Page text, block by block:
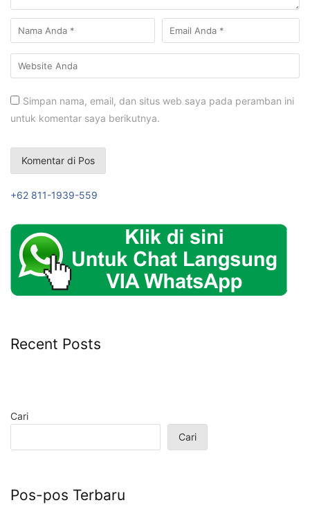
Simpan nama, email, dan situs web saya pada peramban ini
untuk komentar saya berikutnya.
+62 811-1939-559
Recent Posts
Cari
Cari
Pos-pos Terbaru